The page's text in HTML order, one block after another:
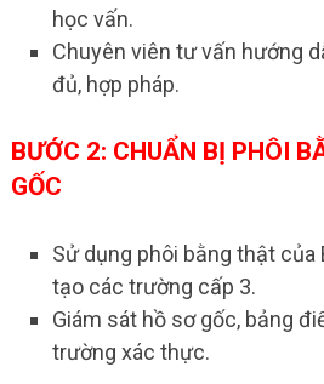
học vấn.
Chuyên viên tư vấn hướng
đủ, hợp pháp.
BƯỚC 2: CHUẨN BỊ PHÔI
GỐC
Sử dụng phôi bằng thật của
tạo các trường cấp 3.
Giám sát hồ sơ gốc, bảng
trường xác thực.